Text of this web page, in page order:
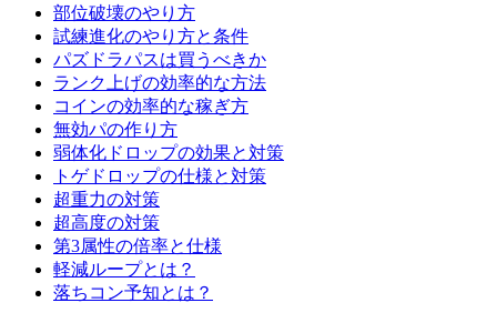
部位破壊のやり方
試練進化のやり方と条件
パズドラパスは買うべきか
ランク上げの効率的な方法
コインの効率的な稼ぎ方
無効パの作り方
弱体化ドロップの効果と対策
トゲドロップの仕様と対策
超重力の対策
超高度の対策
第3属性の倍率と仕様
軽減ループとは？
落ちコン予知とは？